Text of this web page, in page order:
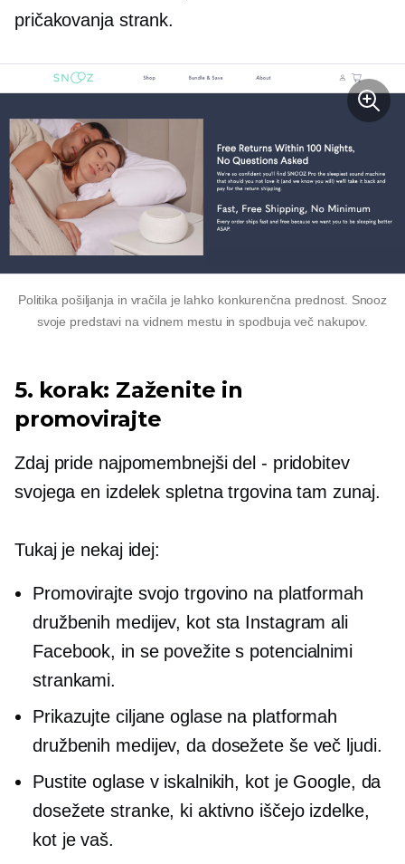
pričakovanja strank.
Politika pošiljanja in vračila je lahko konkurenčna prednost. Snooz
svoje predstavi na vidnem mestu in spodbuja več nakupov.
5. korak: Zaženite in
promovirajte
Zdaj pride najpomembnejši del - pridobitev
svojegaen izdelek spletna trgovina tam zunaj.
Tukaj je nekaj idej:
Promovirajte svojo trgovino na platformah
družbenih medijev, kot sta Instagram ali
Facebook, in se povežite s potencialnimi
strankami.
Prikazujte ciljane oglase na platformah
družbenih medijev, da dosežete še več ljudi.
Pustite oglase v iskalnikih, kot je Google, da
dosežete stranke, ki aktivno iščejo izdelke,
kot je vaš.